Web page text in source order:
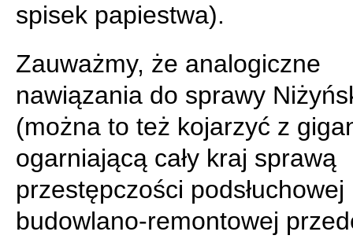
spisek papiestwa).
Zauważmy, że analogiczne
nawiązania do sprawy
(można to też kojarzyć z
ogarniającą cały kraj sprawą
przestępczości podsłuchowej
budowlano-remontowej